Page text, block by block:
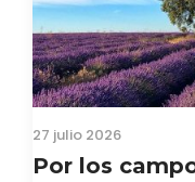
27 julio 2026
Por los